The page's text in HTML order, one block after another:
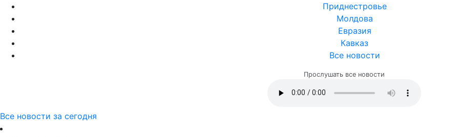
Приднестровье
Молдова
Евразия
Кавказ
Все новости
Прослушать все новости
Все новости за сегодня